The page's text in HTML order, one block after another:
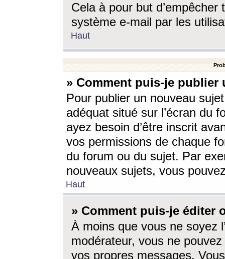
Cela à pour but
système e-mail par les
Haut
» Comment puis-je
Pour publier un nouveau
adéquat situé sur l’écran du
ayez besoin d’être inscrit
vos permissions de chaque
du forum ou du sujet. Par
nouveaux sujets, vous
Haut
» Comment puis-je éditer
À moins que vous ne soyez
modérateur, vous ne
vos propres messages.